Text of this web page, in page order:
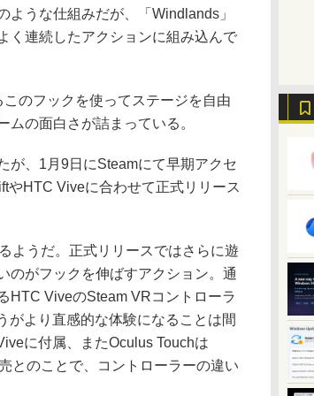
うな仕組みだが、「Windlands」
く連続したアクションに組み込んで
のフックを使ってステージを自由
ムの面白さが詰まっている。
、1月9日にSteamにて早期アクセ
やHTC Viveに合わせて正式リリース
ようだ。正式リリースではさらに遊
のがフックを伸ばすアクション。通
HTC ViveのSteam VRコントローラ
がより直感的な体験になることは間
に付属、またOculus Touchは
とのことで、コントローラーの違い